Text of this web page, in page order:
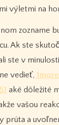
výletmi na
zozname
Ak ste
ste v
vedieť,
aké dôležité
vašou
prúta a